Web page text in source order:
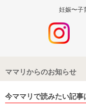
妊娠〜子
ママリからのお知らせ
今ママリで読みたい記事